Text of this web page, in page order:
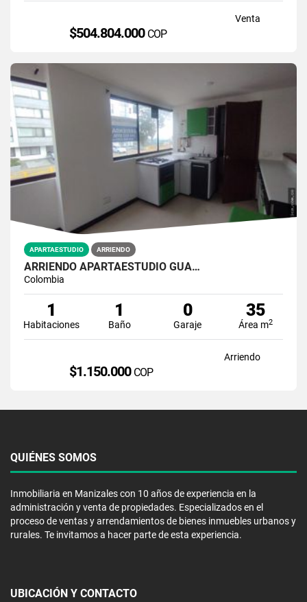
Venta
$504.804.000 COP
APARTAESTUDIO ARRIENDO
ARRIENDO APARTAESTUDIO GUA…
Colombia
1
Habitaciones
1
Baño
0
Garaje
35
Área m2
Arriendo
$1.150.000 COP
QUIÉNES SOMOS
Inmobiliaria en Manizales con 10 años de experiencia en la
administración y venta de propiedades. Especializados en el
proceso de ventas y arrendamientos de bienes inmuebles urbanos y
rurales. Te invitamos a hacer parte de esta experiencia.
UBICACIÓN Y CONTACTO